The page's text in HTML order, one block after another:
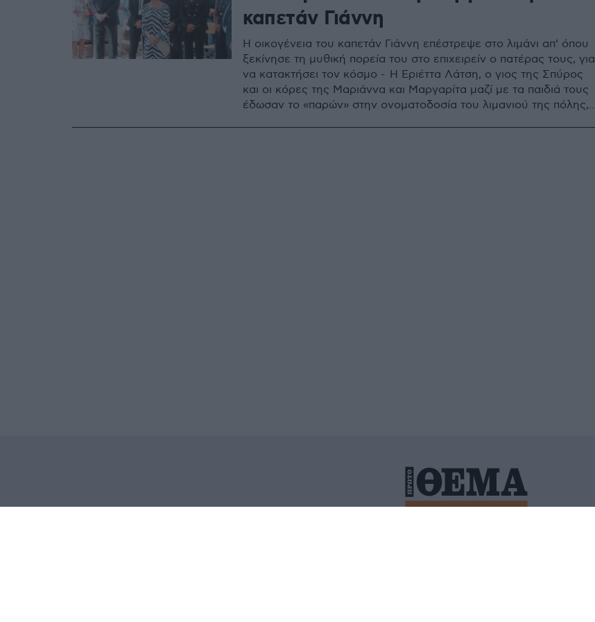
καπετάν Γιάννη
H οικογένεια του καπετάν Γιάννη επέστρεψε στο λιμάνι απ’ όπου
ξεκίνησε τη μυθική πορεία του στο επιχειρείν ο πατέρας τους, για
να κατακτήσει τον κόσμο - Η Εριέττα Λάτση, ο γιος της Σπύρος
και οι κόρες της Μαριάννα και Μαργαρίτα μαζί με τα παιδιά τους
έδωσαν το «παρών» στην ονοματοδοσία του λιμανιού της πόλης,